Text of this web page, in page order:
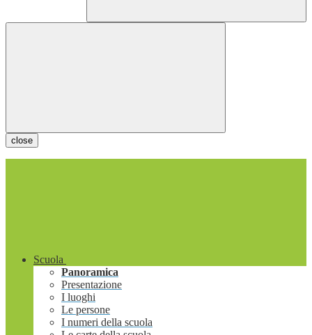
close
Scuola
Panoramica
Presentazione
I luoghi
Le persone
I numeri della scuola